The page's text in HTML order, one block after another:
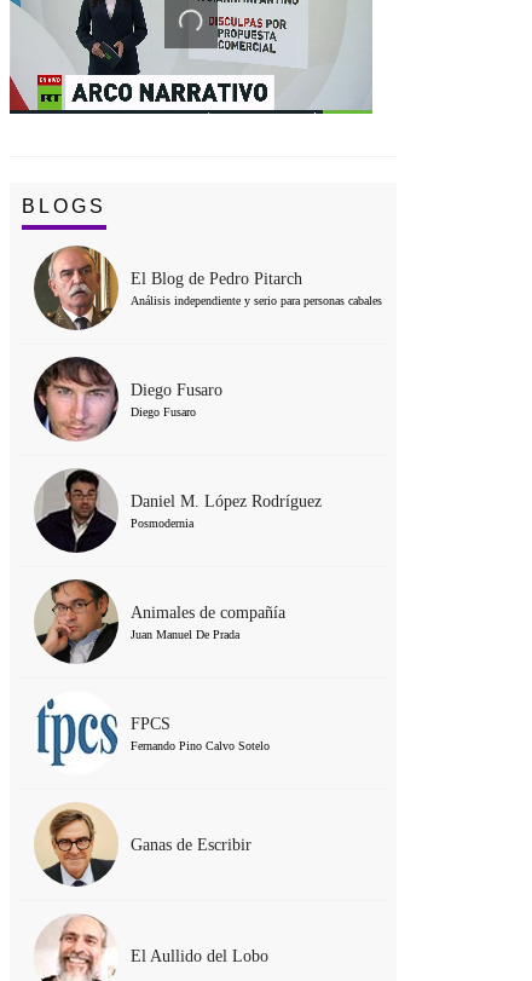
BLOGS
El Blog de Pedro Pitarch
Análisis independiente y serio para personas cabales
Diego Fusaro
Diego Fusaro
Daniel M. López Rodríguez
Posmodernia
Animales de compañía
Juan Manuel De Prada
FPCS
Fernando Pino Calvo Sotelo
Ganas de Escribir
El Aullido del Lobo